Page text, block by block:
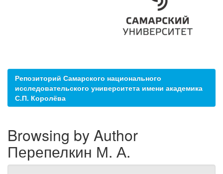
Репозиторий Самарского национального
исследовательского университета имени академика
С.П. Королёва
Browsing by Author
Перепелкин М. А.